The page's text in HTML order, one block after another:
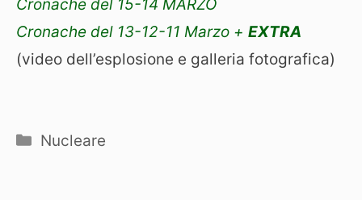
Cronache del 15-14 MARZO
Cronache del 13-12-11 Marzo + EXTRA
(video dell’esplosione e galleria fotografica)
Categorie
Nucleare